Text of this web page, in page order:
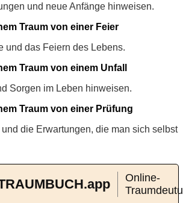
und neue Anfänge hinweisen.
Traum von einer Feier
und das Feiern des Lebens.
Traum von einem Unfall
Sorgen im Leben hinweisen.
Traum von einer Prüfung
die Erwartungen, die man sich selbst
Online-